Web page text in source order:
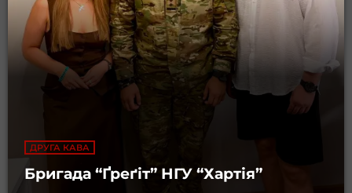
ДРУГА КАВА
Бригада “Ґреґіт” НГУ “Хартія”